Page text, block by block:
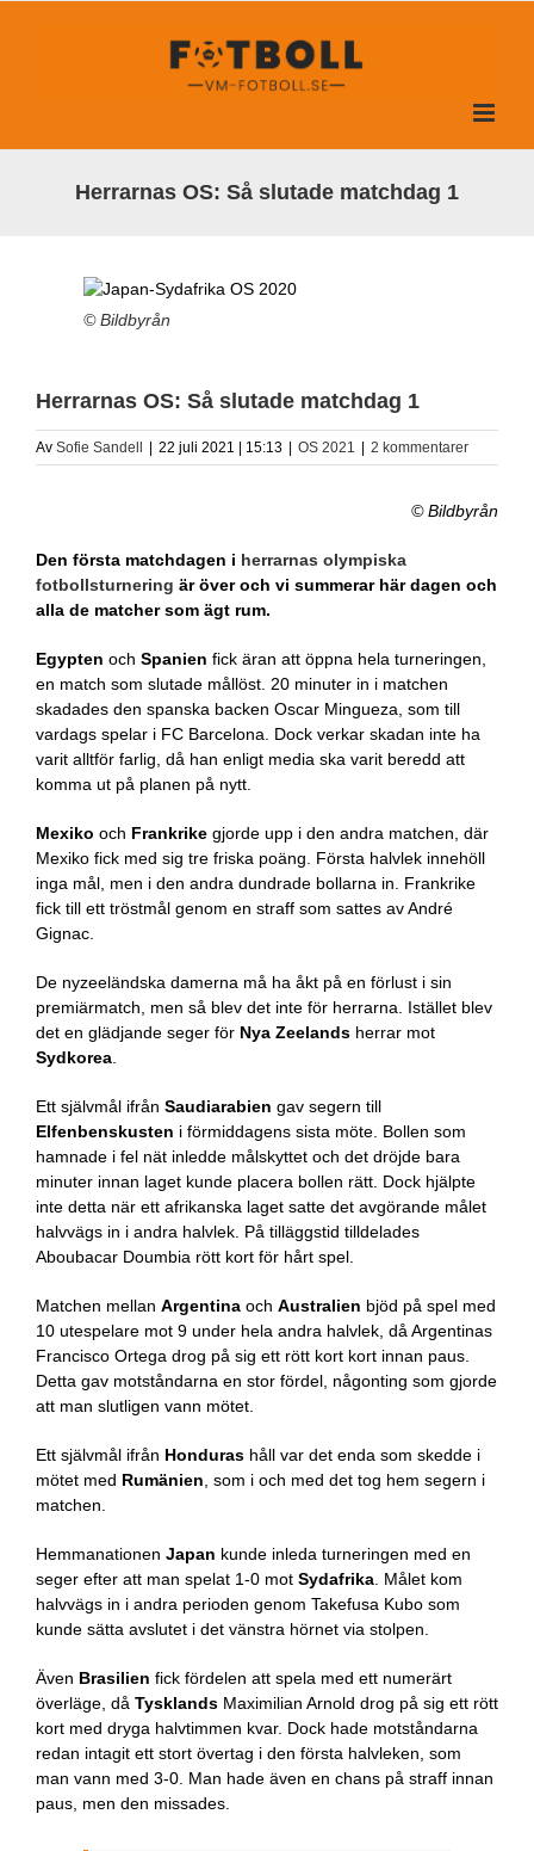
Herrarnas OS: Så slutade matchdag 1
© Bildbyrån
Herrarnas OS: Så slutade matchdag 1
Av Sofie Sandell | 22 juli 2021 | 15:13 | OS 2021 | 2 kommentarer
© Bildbyrån
Den första matchdagen i herrarnas olympiska
fotbollsturnering är över och vi summerar här dagen och
alla de matcher som ägt rum.
Egypten och Spanien fick äran att öppna hela turneringen,
en match som slutade mållöst. 20 minuter in i matchen
skadades den spanska backen Oscar Mingueza, som till
vardags spelar i FC Barcelona. Dock verkar skadan inte ha
varit alltför farlig, då han enligt media ska varit beredd att
komma ut på planen på nytt.
Mexiko och Frankrike gjorde upp i den andra matchen, där
Mexiko fick med sig tre friska poäng. Första halvlek innehöll
inga mål, men i den andra dundrade bollarna in. Frankrike
fick till ett tröstmål genom en straff som sattes av André
Gignac.
De nyzeeländska damerna må ha åkt på en förlust i sin
premiärmatch, men så blev det inte för herrarna. Istället blev
det en glädjande seger för Nya Zeelands herrar mot
Sydkorea
Ett självmål ifrån Saudiarabien gav segern till
Elfenbenskusten i förmiddagens sista möte. Bollen som
hamnade i fel nät inledde målskyttet och det dröjde bara
minuter innan laget kunde placera bollen rätt. Dock hjälpte
inte detta när ett afrikanska laget satte det avgörande målet
halvvägs in i andra halvlek. På tilläggstid tilldelades
Aboubacar Doumbia rött kort för hårt spel.
Matchen mellan Argentina och Australien bjöd på spel med
10 utespelare mot 9 under hela andra halvlek, då Argentinas
Francisco Ortega drog på sig ett rött kort kort innan paus.
Detta gav motståndarna en stor fördel, någonting som gjorde
att man slutligen vann mötet.
Ett självmål ifrån Honduras håll var det enda som skedde i
mötet med Rumänien , som i och med det tog hem segern i
matchen.
Hemmanationen Japan kunde inleda turneringen med en
seger efter att man spelat 1-0 mot Sydafrika . Målet kom
halvvägs in i andra perioden genom Takefusa Kubo som
kunde sätta avslutet i det vänstra hörnet via stolpen.
Även Brasilien fick fördelen att spela med ett numerärt
överläge, då Tysklands Maximilian Arnold drog på sig ett rött
kort med dryga halvtimmen kvar. Dock hade motståndarna
redan intagit ett stort övertag i den första halvleken, som
man vann med 3-0. Man hade även en chans på straff innan
paus, men den missades.